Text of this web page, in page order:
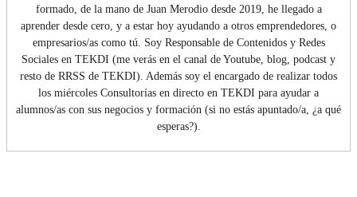
formado, de la mano de Juan Merodio desde 2019, he llegado a
aprender desde cero, y a estar hoy ayudando a otros emprendedores, o
empresarios/as como tú. Soy Responsable de Contenidos y Redes
Sociales en TEKDI (me verás en el canal de Youtube, blog, podcast y
resto de RRSS de TEKDI). Además soy el encargado de realizar todos
los miércoles Consultorías en directo en TEKDI para ayudar a
alumnos/as con sus negocios y formación (si no estás apuntado/a, ¿a qué
esperas?).